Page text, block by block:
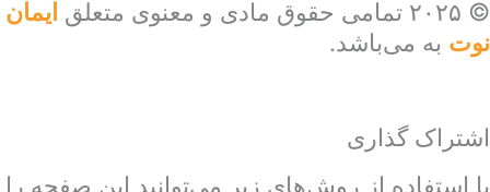
t
a
m
t
s
p
e
g
a
t
© ۲۰۲۵ تمامی حقوق مادی و معنوی متعلق
ایمان
نوت به می‌باشد.
اشتراک‌ گذاری
با استفاده از روش‌های زیر می‌توانید این صفحه را